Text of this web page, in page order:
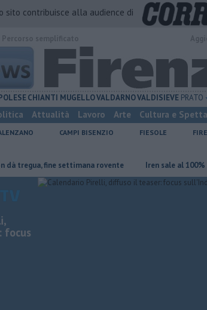
sito contribuisce alla audience di
CHIANTI MUGELLOVALDARNOVALDISIEVE PRATO
Attualità Lavoro Arte Cultura e
CAMPI BISENZIO FIESOLE
fine settimana rovente Iren sale al 100% di
focus